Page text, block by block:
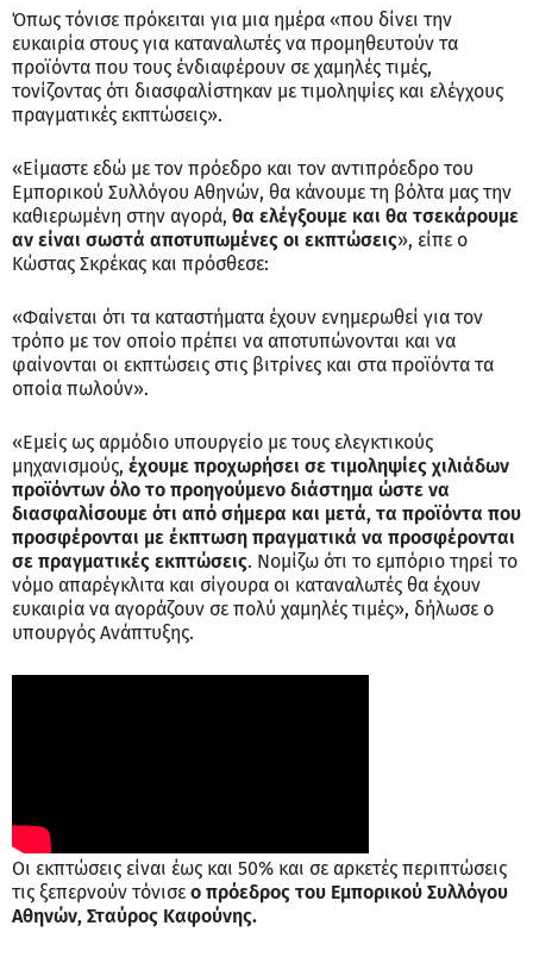
Όπως τόνισε πρόκειται για μια ημέρα «που δίνει την
ευκαιρία στους για καταναλωτές να προμηθευτούν τα
προϊόντα που τους ένδιαφέρουν σε χαμηλές τιμές,
τονίζοντας ότι διασφαλίστηκαν με τιμοληψίες και ελέγχους
πραγματικές εκπτώσεις».
«Είμαστε εδώ με τον πρόεδρο και τον αντιπρόεδρο του
Εμπορικού Συλλόγου Αθηνών, θα κάνουμε τη βόλτα μας την
καθιερωμένη στην αγορά, θα ελέγξουμε και θα τσεκάρουμε
αν είναι σωστά αποτυπωμένες οι εκπτώσεις», είπε ο
Κώστας Σκρέκας και πρόσθεσε:
«Φαίνεται ότι τα καταστήματα έχουν ενημερωθεί για τον
τρόπο με τον οποίο πρέπει να αποτυπώνονται και να
φαίνονται οι εκπτώσεις στις βιτρίνες και στα προϊόντα τα
οποία πωλούν».
«Εμείς ως αρμόδιο υπουργείο με τους ελεγκτικούς
μηχανισμούς, έχουμε προχωρήσει σε τιμοληψίες χιλιάδων
προϊόντων όλο το προηγούμενο διάστημα ώστε να
διασφαλίσουμε ότι από σήμερα και μετά, τα προϊόντα που
προσφέρονται με έκπτωση πραγματικά να προσφέρονται
σε πραγματικές εκπτώσεις. Νομίζω ότι το εμπόριο τηρεί το
νόμο απαρέγκλιτα και σίγουρα οι καταναλωτές θα έχουν
ευκαιρία να αγοράζουν σε πολύ χαμηλές τιμές», δήλωσε ο
υπουργός Ανάπτυξης.
Οι εκπτώσεις είναι έως και 50% και σε αρκετές περιπτώσεις
τις ξεπερνούν τόνισε ο πρόεδρος του Εμπορικού Συλλόγου
Αθηνών, Σταύρος Καφούνης.